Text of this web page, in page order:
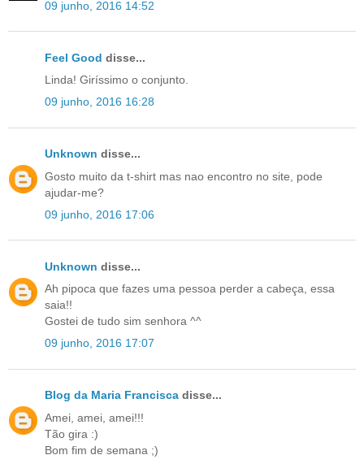
09 junho, 2016 14:52
Feel Good disse...
Linda! Giríssimo o conjunto.
09 junho, 2016 16:28
Unknown disse...
Gosto muito da t-shirt mas nao encontro no site, pode
ajudar-me?
09 junho, 2016 17:06
Unknown disse...
Ah pipoca que fazes uma pessoa perder a cabeça, essa
saia!!
Gostei de tudo sim senhora ^^
09 junho, 2016 17:07
Blog da Maria Francisca disse...
Amei, amei, amei!!!
Tão gira :)
Bom fim de semana ;)